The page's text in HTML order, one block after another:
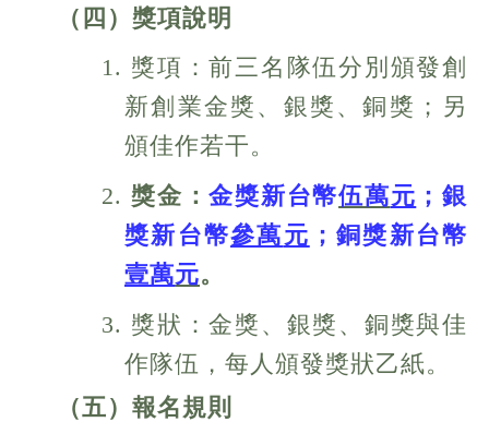
（四）獎項說明
1. 獎項：前三名隊伍分別頒發創
新創業金獎、銀獎、銅獎；另
頒佳作若干。
2.獎金：金獎新台幣伍萬元 ；銀
獎新台幣參萬元 ；銅獎新台幣
壹萬元。
3. 獎狀：金獎、銀獎、銅獎與佳
作隊伍，每人頒發獎狀乙紙。
（五）報名規則